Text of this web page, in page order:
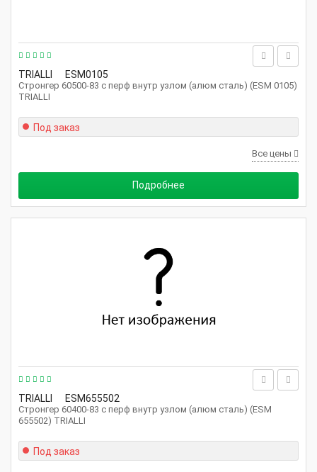
TRIALLI ESM0105
Стронгер 60500-83 с перф внутр узлом (алюм сталь) (ESM 0105)
TRIALLI
Под заказ
Все цены
Подробнее
TRIALLI ESM655502
Стронгер 60400-83 с перф внутр узлом (алюм сталь) (ESM
655502) TRIALLI
Под заказ